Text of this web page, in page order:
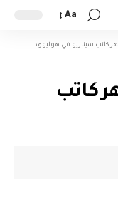
Aa
كاتب سيناريو في هوليوود
كاتب